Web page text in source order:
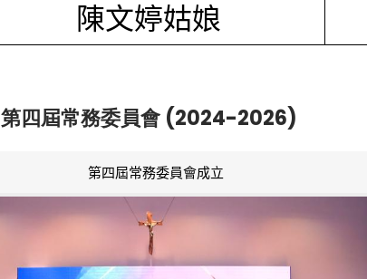
陳文婷姑娘
第四屆常務委員會 (2024-2026)
第四屆常務委員會成立